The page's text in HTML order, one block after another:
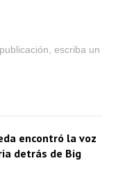
escriba un
encontró la voz
detrás de Big